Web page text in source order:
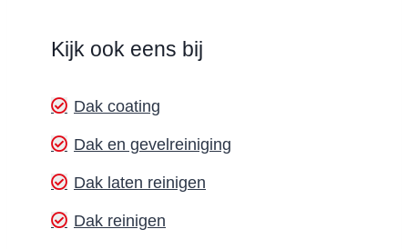
Kijk ook eens bij
Dak coating
Dak en gevelreiniging
Dak laten reinigen
Dak reinigen